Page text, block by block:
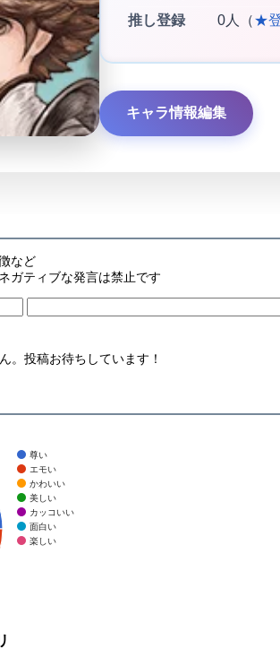
推し登録 0人（★
キャラ情報編集
など
ガティブな発言は禁止です
。投稿お待ちしています！
尊い
エモい
かわいい
美しい
カッコいい
面白い
楽しい